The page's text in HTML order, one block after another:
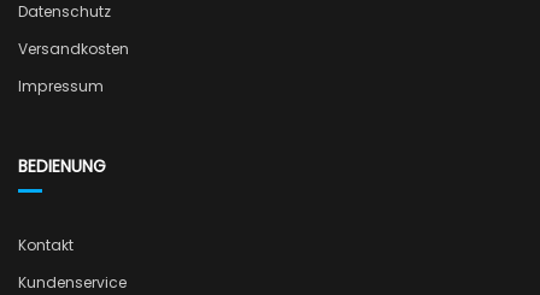
Datenschutz
Versandkosten
Impressum
BEDIENUNG
Kontakt
Kundenservice